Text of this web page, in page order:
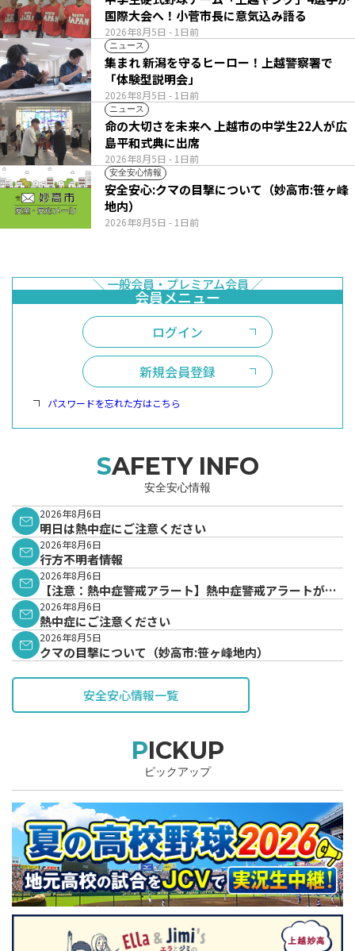
2026年8月5日 - 1日前
国際大会へ！小菅市長に意気込み語る
ニュース
2026年8月5日 - 1日前
集まれ 新潟を守るヒーロー！上越警察署で
「体験型説明会」
ニュース
2026年8月5日 - 1日前
命の大切さを未来へ 上越市の中学生22人が広
島平和式典に出席
安全安心情報
2026年8月5日 - 1日前
安全安心:クマの目撃について（妙高市:笹ヶ峰
地内）
ログイン
新規会員登録
パスワードを忘れた方はこちら
SAFETY INFO
安全安心情報
2026年8月6日
明日は熱中症にご注意ください
2026年8月6日
行方不明者情報
2026年8月6日
【注意：熱中症警戒アラート】熱中症警戒アラートが発
表されています。
2026年8月6日
熱中症にご注意ください
2026年8月5日
クマの目撃について（妙高市:笹ヶ峰地内）
安全安心情報一覧
PICKUP
ピックアップ